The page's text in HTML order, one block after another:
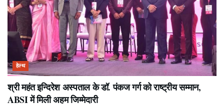
हेल्थ
श्री महंत इन्दिरेश अस्पताल के डॉ. पंकज गर्ग को राष्ट्रीय सम्मान,
ABSI में मिली अहम जिम्मेदारी